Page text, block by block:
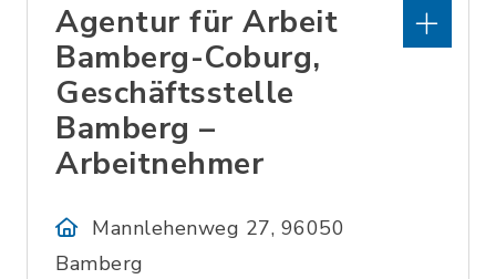
Agentur für Arbeit
Bamberg-Coburg,
Geschäftsstelle
Bamberg –
Arbeitnehmer
Mannlehenweg 27, 96050
Bamberg